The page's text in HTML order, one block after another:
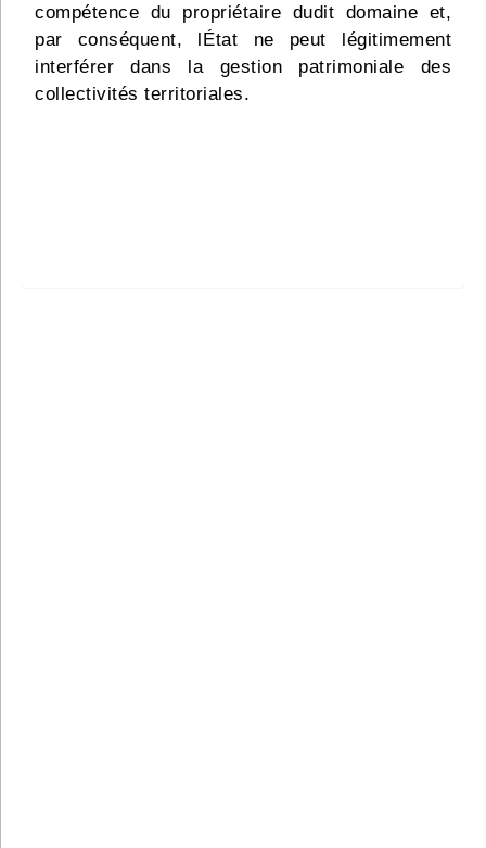
compétence du propriétaire dudit domaine et,
par conséquent, lÉtat ne peut légitimement
interférer dans la gestion patrimoniale des
collectivités territoriales.